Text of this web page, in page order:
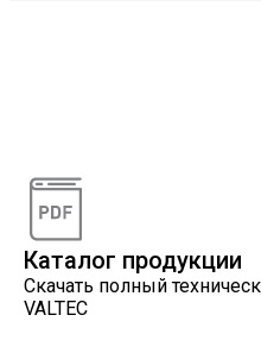
Каталог продукции
Скачать полный
VALTEC